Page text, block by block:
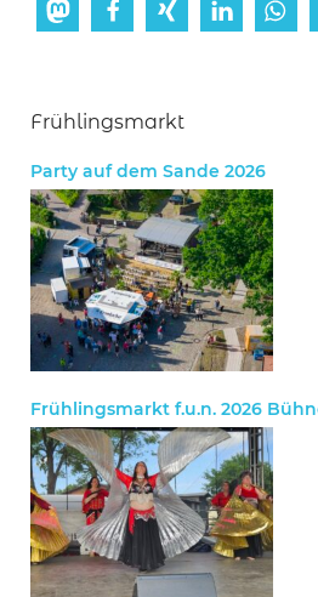
Frühlingsmarkt
Party auf dem Sande 2026
Frühlingsmarkt f.u.n. 2026